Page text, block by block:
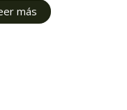
más